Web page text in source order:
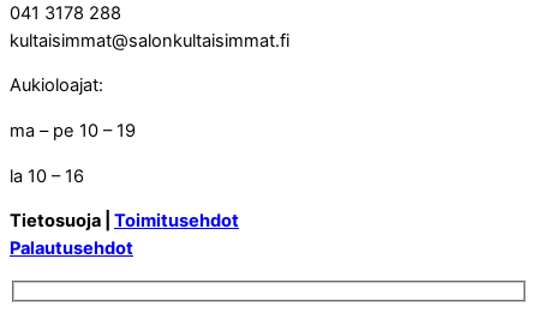
041 3178 288
kultaisimmat@salonkultaisimmat.fi
Aukioloajat:
ma – pe 10 – 19
la 10 – 16
Tietosuoja | Toimitusehdot
Palautusehdot